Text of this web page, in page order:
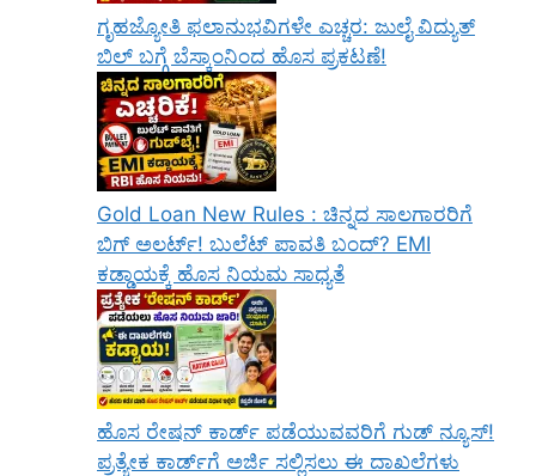
ಗೃಹಜ್ಯೋತಿ ಫಲಾನುಭವಿಗಳೇ ಎಚ್ಚರ: ಜುಲೈ ವಿದ್ಯುತ್
ಬಿಲ್ ಬಗ್ಗೆ ಬೆಸ್ಕಾಂನಿಂದ ಹೊಸ ಪ್ರಕಟಣೆ!
Gold Loan New Rules : ಚಿನ್ನದ ಸಾಲಗಾರರಿಗೆ
ಬಿಗ್ ಅಲರ್ಟ್! ಬುಲೆಟ್ ಪಾವತಿ ಬಂದ್? EMI
ಕಡ್ಡಾಯಕ್ಕೆ ಹೊಸ ನಿಯಮ ಸಾಧ್ಯತೆ
ಹೊಸ ರೇಷನ್ ಕಾರ್ಡ್ ಪಡೆಯುವವರಿಗೆ ಗುಡ್ ನ್ಯೂಸ್!
ಪ್ರತ್ಯೇಕ ಕಾರ್ಡ್‌ಗೆ ಅರ್ಜಿ ಸಲ್ಲಿಸಲು ಈ ದಾಖಲೆಗಳು